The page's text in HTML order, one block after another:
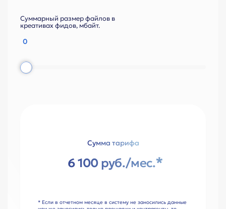
Суммарный размер файлов в
креативах фидов, мбайт.
Сумма тарифа
6 100руб./мес.*
* Если в отчетном месяце в систему не заносились данные